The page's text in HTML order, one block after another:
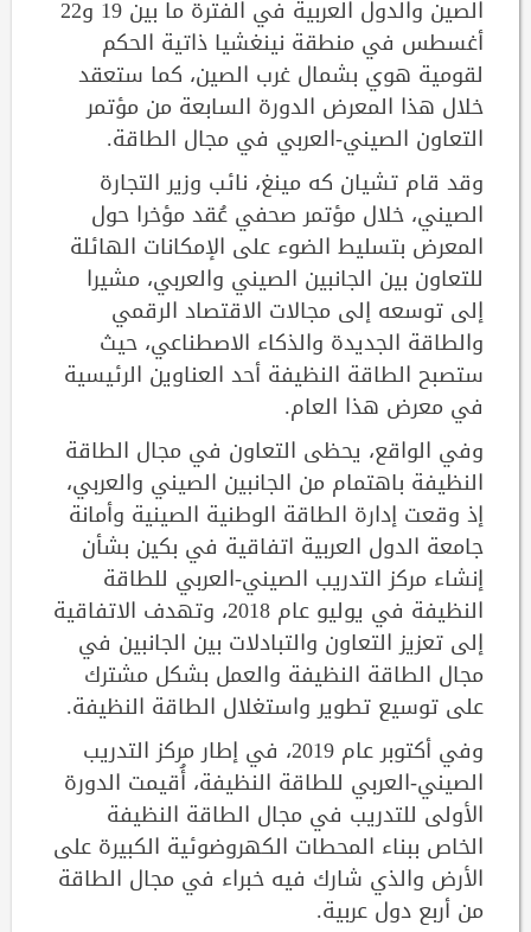
الصين والدول العربية في الفترة ما بين 19 و22
أغسطس في منطقة نينغشيا ذاتية الحكم
لقومية هوي بشمال غرب الصين، كما ستعقد
خلال هذا المعرض الدورة السابعة من مؤتمر
التعاون الصيني-العربي في مجال الطاقة.
وقد قام تشيان كه مينغ، نائب وزير التجارة
الصيني، خلال مؤتمر صحفي عُقد مؤخرا حول
المعرض بتسليط الضوء على الإمكانات الهائلة
للتعاون بين الجانبين الصيني والعربي، مشيرا
إلى توسعه إلى مجالات الاقتصاد الرقمي
والطاقة الجديدة والذكاء الاصطناعي، حيث
ستصبح الطاقة النظيفة أحد العناوين الرئيسية
في معرض هذا العام.
وفي الواقع، يحظى التعاون في مجال الطاقة
النظيفة باهتمام من الجانبين الصيني والعربي،
إذ وقعت إدارة الطاقة الوطنية الصينية وأمانة
جامعة الدول العربية اتفاقية في بكين بشأن
إنشاء مركز التدريب الصيني-العربي للطاقة
النظيفة في يوليو عام 2018، وتهدف الاتفاقية
إلى تعزيز التعاون والتبادلات بين الجانبين في
مجال الطاقة النظيفة والعمل بشكل مشترك
على توسيع تطوير واستغلال الطاقة النظيفة.
وفي أكتوبر عام 2019، في إطار مركز التدريب
الصيني-العربي للطاقة النظيفة، أُقيمت الدورة
الأولى للتدريب في مجال الطاقة النظيفة
الخاص ببناء المحطات الكهروضوئية الكبيرة على
الأرض والذي شارك فيه خبراء في مجال الطاقة
من أربع دول عربية.